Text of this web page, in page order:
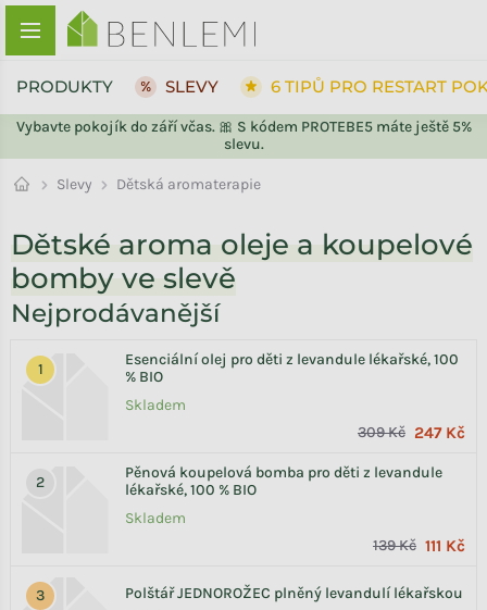
Přejít na obsah
Vybavte pokojík do září včas. 🎀 S kódem PROTEBE5 máte ještě 5%
slevu.
PRODUKTY SLEVY 6 TIPŮ PRO RESTART
Slevy Dětská aromaterapie
Dětské aroma oleje a koupelové
bomby ve slevě
Nejprodávanější
Esenciální olej pro děti z levandule lékařské, 100
% BIO
Skladem
309 Kč 247 Kč
Pěnová koupelová bomba pro děti z levandule
lékařské, 100 % BIO
Skladem
139 Kč 111 Kč
Polštář JEDNOROŽEC plněný levandulí lékařskou
ZPĚT DO OBCHODU